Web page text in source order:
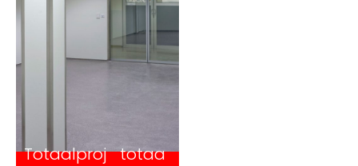
Totaalproj
totaa